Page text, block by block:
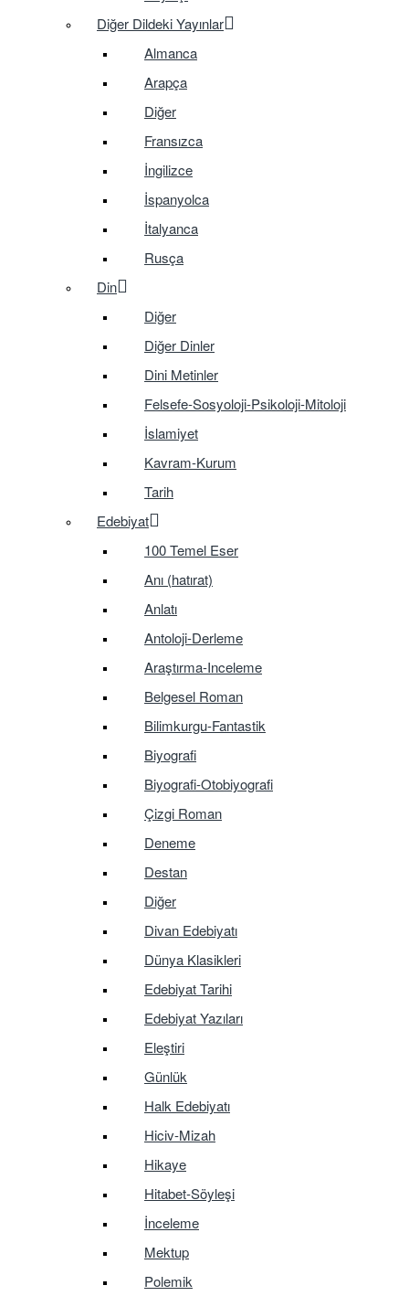
Diğer Dildeki Yayınlar
Almanca
Arapça
Diğer
Fransızca
İngilizce
İspanyolca
İtalyanca
Rusça
Din
Diğer
Diğer Dinler
Dini Metinler
Felsefe-Sosyoloji-Psikoloji-Mitoloji
İslamiyet
Kavram-Kurum
Tarih
Edebiyat
100 Temel Eser
Anı (hatırat)
Anlatı
Antoloji-Derleme
Araştırma-Inceleme
Belgesel Roman
Bilimkurgu-Fantastik
Biyografi
Biyografi-Otobiyografi
Çizgi Roman
Deneme
Destan
Diğer
Divan Edebiyatı
Dünya Klasikleri
Edebiyat Tarihi
Edebiyat Yazıları
Eleştiri
Günlük
Halk Edebiyatı
Hiciv-Mizah
Hikaye
Hitabet-Söyleşi
İnceleme
Mektup
Polemik